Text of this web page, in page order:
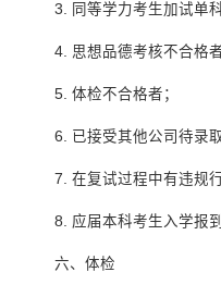
3. 同等学力考生加试单
4. 思想品德考核不合格者
5. 体检不合格者；
6. 已接受其他公司待录取
7. 在复试过程中有违规行
8. 应届本科考生入学报
六、体检